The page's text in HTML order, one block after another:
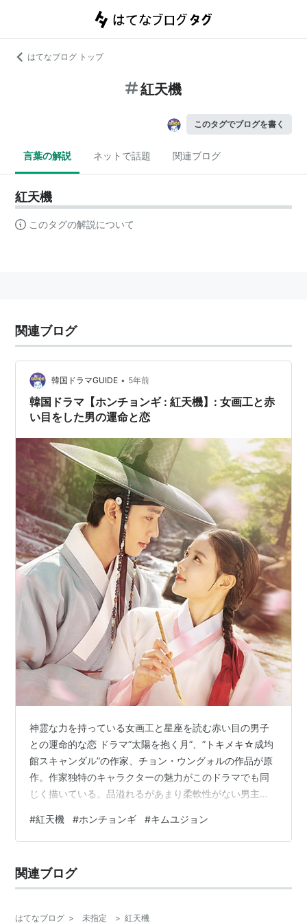
はてなブログ トップ
紅天機
このタグでブログを書く
言葉の解説 ネットで話題 関連ブログ
紅天機
このタグの解説について
関連ブログ
韓国ドラマGUIDE • 5年前
韓国ドラマ【ホンチョンギ : 紅天機】: 女画工と赤
い目をした男の運命と恋
神霊な力を持っている女画工と星座を読む赤い目の男子
との運命的な恋 ドラマ”太陽を抱く月”、”トキメキ☆成均
館スキャンダル”の作家、チョン・ウングォルの作品が原
作。作家独特のキャラクターの魅力がこのドラマでも同
じく描いている。品溢れるがあまり柔軟性がない男主人
ストーリー自体がドラマ全般にかけて巧妙に構成されて
いて前作たちと同じく完成度が高い。 ［目次］ １）ドラ
４）あらすじ ５）登場人物 ６）ドラマの見どころ ７）
総合評価 ドラマ概要 ジャンル: 時代劇、ファンタジー、
#紅天機 #ホンチョンギ #キムユジョン
関連ブログ
はてなブログ > 未指定 > 紅天機